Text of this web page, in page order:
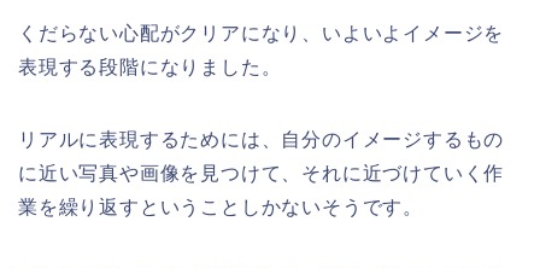
くだらない心配がクリアになり、いよいよイメージを
表現する段階になりました。
リアルに表現するためには、自分のイメージするもの
に近い写真や画像を見つけて、それに近づけていく作
業を繰り返すということしかないそうです。